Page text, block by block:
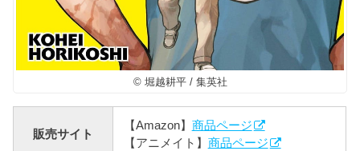
© 堀越耕平 / 集英社
販売サイト
【Amazon】 商品ページ
【アニメイト】 商品ページ